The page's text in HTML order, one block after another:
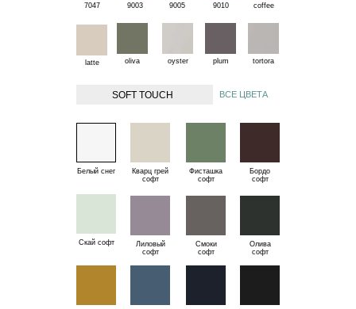
Бордо
софт
Фисташка
софт
SOFT TOUCH
Белый снег
Скай софт
Кварц грей
софт
Лиловый
софт
Смоки
софт
Олива
софт
ВСЕ ЦВЕТА
oliva
9003
7047
oyster plum tortora
9005 9010 coffee
latte